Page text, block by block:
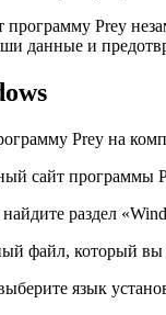
Prey
данные и
Prey на
сайт программы
найдите раздел
файл, который вы
язык